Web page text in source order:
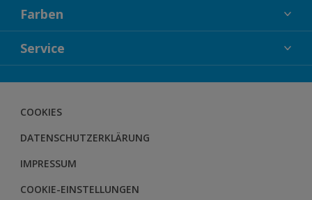
FASSADENFARBEN
INNENFARBEN
LACKE
BODENSYSTEM
Farben
KOLLEKTIONEN
FARBTRENDS
FARBBERATUNG
Service
HERBOL NACHRICHTEN
HERBOL WERBEMITTELSHOP
SCHULUNGEN
COOKIES
DATENSCHUTZERKLÄRUNG
IMPRESSUM
COOKIE-EINSTELLUNGEN